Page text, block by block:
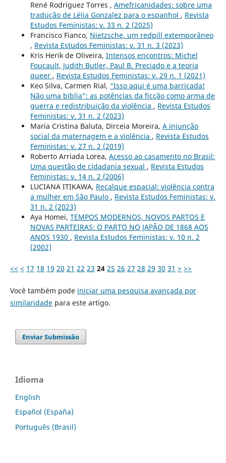
René Rodríguez Torres , Amefricanidades: sobre uma
tradução de Lélia Gonzalez para o espanhol , Revista
Estudos Feministas: v. 33 n. 2 (2025)
Francisco Fianco, Nietzsche, um redpill extemporâneo
, Revista Estudos Feministas: v. 31 n. 3 (2023)
Kris Herik de Oliveira, Intensos encontros: Michel
Foucault, Judith Butler, Paul B. Preciado e a teoria
queer , Revista Estudos Feministas: v. 29 n. 1 (2021)
Keo Silva, Carmen Rial, “Isso aqui é uma barricada!
Não uma bíblia”: as potências da ficção como arma de
guerra e redistribuição da violência , Revista Estudos
Feministas: v. 31 n. 2 (2023)
Maria Cristina Baluta, Dirceia Moreira, A injunção
social da maternagem e a violência , Revista Estudos
Feministas: v. 27 n. 2 (2019)
Roberto Arriada Lorea, Acesso ao casamento no Brasil:
Uma questão de cidadania sexual , Revista Estudos
Feministas: v. 14 n. 2 (2006)
LUCIANA ITIKAWA, Recalque espacial: violência contra
a mulher em São Paulo , Revista Estudos Feministas: v.
31 n. 2 (2023)
Aya Homei, TEMPOS MODERNOS, NOVOS PARTOS E
NOVAS PARTEIRAS: O PARTO NO JAPÃO DE 1868 AOS
ANOS 1930 , Revista Estudos Feministas: v. 10 n. 2
(2002)
<< < 17 18 19 20 21 22 23 24 25 26 27 28 29 30 31 > >>
Você também pode iniciar uma pesquisa avançada por
similaridadepara este artigo.
Enviar Submissão
Idioma
English
Español (España)
Português (Brasil)